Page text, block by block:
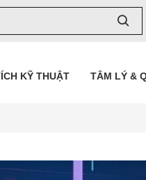
KỸ THUẬT TÂM LÝ &